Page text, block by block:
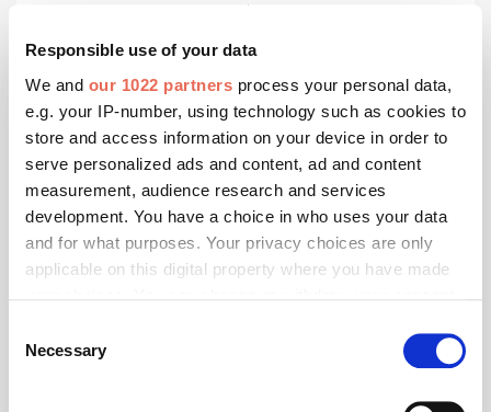
Responsible use of your data
We and our 1022 partners process your personal data,
e.g. your IP-number, using technology such as cookies to
store and access information on your device in order to
serve personalized ads and content, ad and content
measurement, audience research and services
development. You have a choice in who uses your data
and for what purposes. Your privacy choices are only
applicable on this digital property where you have made
the Privacy trigger icon.
Selection
Necessary
von Johannes von Wenserski, Leiter Vertrieb und